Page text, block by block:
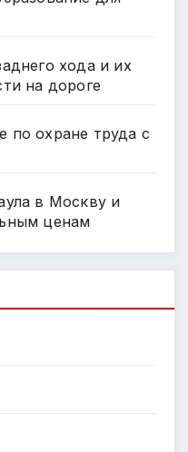
хода и их
на дороге
по охране труда с
в Москву и
ценам